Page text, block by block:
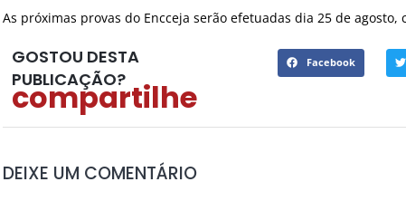
As próximas provas do Encceja serão efetuadas dia 25 de
GOSTOU DESTA
PUBLICAÇÃO?
compartilhe
Facebook
DEIXE UM COMENTÁRIO